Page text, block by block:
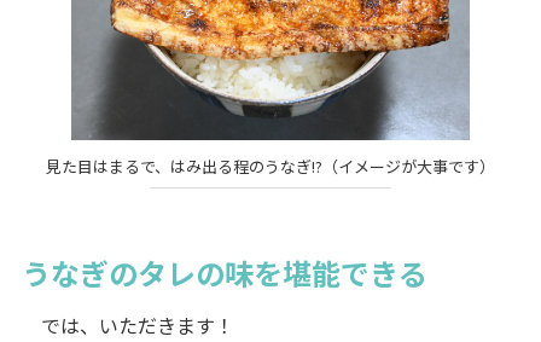
見た目はまるで、はみ出る程のうなぎ!?（イメージが大事です）
うなぎのタレの味を堪能できる
では、いただきます！